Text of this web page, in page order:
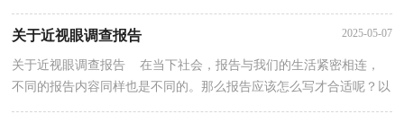
症懒癌齐复发？以下是小编收集整理的农民工情况调...
关于近视眼调查报告 2025-05-07
关于近视眼调查报告 在当下社会，报告与我们的生活紧密相连，
不同的报告内容同样也是不同的。那么报告应该怎么写才合适呢？以